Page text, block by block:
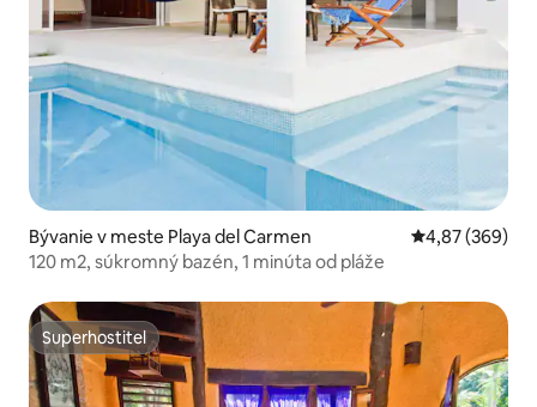
Bývanie v meste Playa del Carmen Priemerné
4,87 (369)
120 m2, súkromný bazén, 1 minúta od pláže
Superhostiteľ
Superhostiteľ